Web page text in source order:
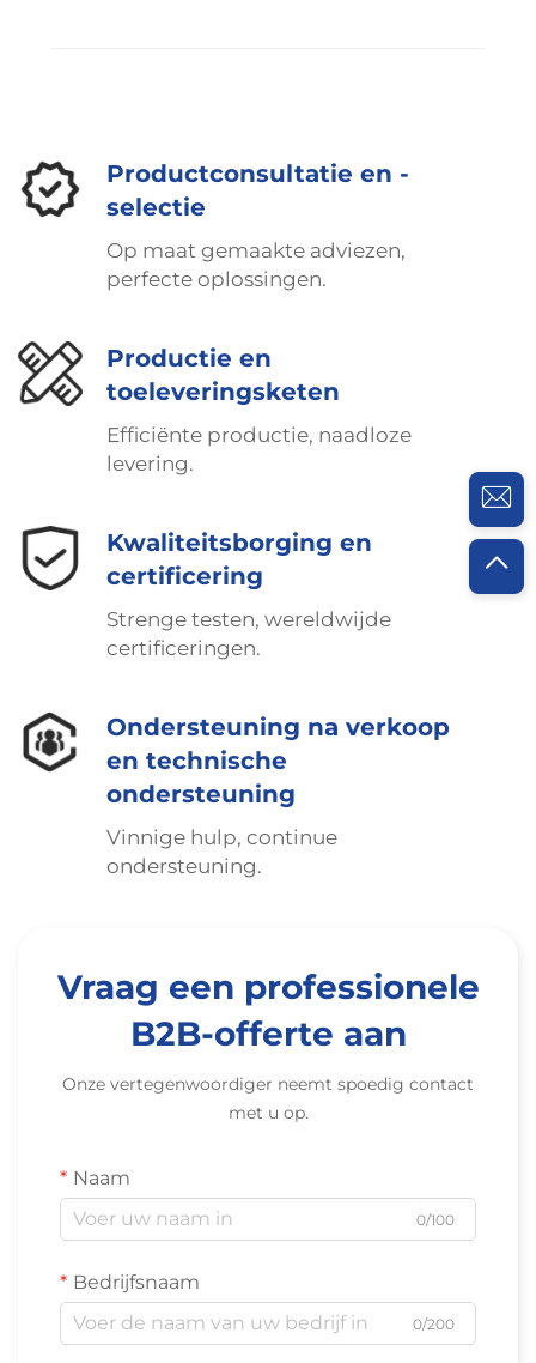
Productconsultatie en -
selectie
Op maat gemaakte adviezen,
perfecte oplossingen.
Productie en
toeleveringsketen
Efficiënte productie, naadloze
levering.
Kwaliteitsborging en
certificering
Strenge testen, wereldwijde
certificeringen.
Ondersteuning na verkoop
en technische
ondersteuning
Vinnige hulp, continue
ondersteuning.
Vraag een professionele
B2B-offerte aan
Onze vertegenwoordiger neemt spoedig contact
met u op.
Naam
0/100
Bedrijfsnaam
0/200